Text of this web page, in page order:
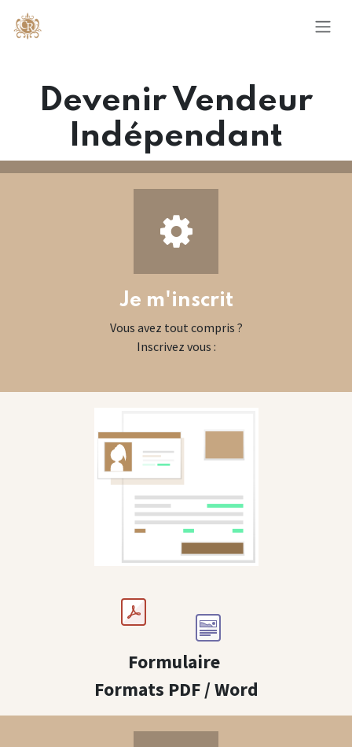
Se rendre au contenu
Devenir Vendeur
Indépendant
Je m'inscrit
Vous avez tout compris ?
Inscrivez vous :
Formulaire
Formats PDF / Word